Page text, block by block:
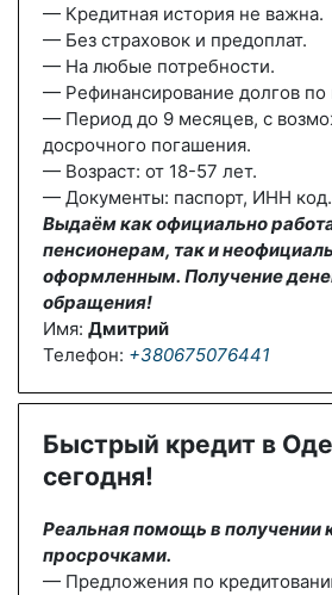
— Кредитная история не важна.
— Без страховок и предоплат.
— На любые потребности.
— Рефинансирование долгов по
— Период до 9 месяцев, с
досрочного погашения.
— Возраст: от 18-57 лет.
— Документы: паспорт, ИНН код.
Выдаём как официально
пенсионерам, так и
оформленным. Получение
обращения!
Имя: Дмитрий
Телефон: +380675076441
Быстрый кредит в
сегодня!
Реальная помощь в получении
просрочками.
— Предложения по